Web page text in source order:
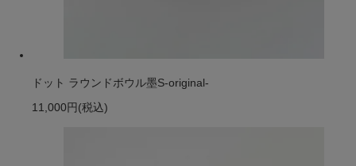
ドット ラウンドボウル墨S-original-
11,000円 (税込)